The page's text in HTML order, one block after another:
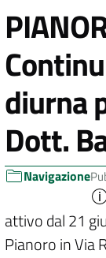
diurna
Dott.
Navigazione
attivo dal 21
Pianoro in Via